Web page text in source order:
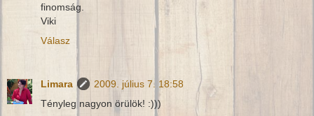
finomság.
Viki
Válasz
Limara
2009. július 7. 18:58
Tényleg nagyon örülök! :)))